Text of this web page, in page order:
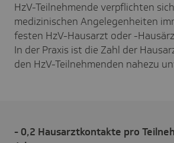
HzV-Teilnehmende verpflichten
medizinischen Angelegenheiten
festen HzV-Hausarzt oder -
In der Praxis ist die Zahl der
den HzV-Teilnehmenden nahezu
- 0,2 Hausarztkontakte pro